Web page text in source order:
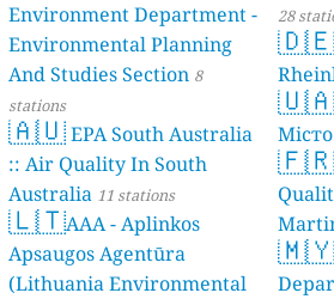
Environment Department -
Environmental Planning
And Studies Section 8
stations
🇦🇺EPA South Australia
:: Air Quality In South
Australia 11 stations
🇱🇹AAA - Aplinkos
Apsaugos Agentūra
(Lithuania Environmental
28
🇩🇪
🇺🇦
🇫🇷
🇲🇾